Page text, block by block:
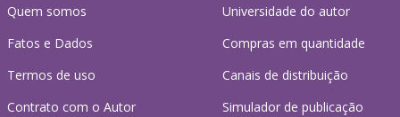
Quem somos
Fatos e Dados
Termos de uso
Contrato com o Autor
Universidade do autor
Compras em quantidade
Canais de distribuição
Simulador de publicação